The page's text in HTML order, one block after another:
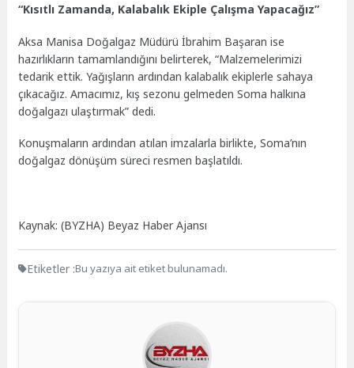
“Kısıtlı Zamanda, Kalabalık Ekiple Çalışma Yapacağız”
Aksa Manisa Doğalgaz Müdürü İbrahim Başaran ise
hazırlıkların tamamlandığını belirterek, “Malzemelerimizi
tedarik ettik. Yağışların ardından kalabalık ekiplerle sahaya
çıkacağız. Amacımız, kış sezonu gelmeden Soma halkına
doğalgazı ulaştırmak” dedi.
Konuşmaların ardından atılan imzalarla birlikte, Soma’nın
doğalgaz dönüşüm süreci resmen başlatıldı.
Kaynak: (BYZHA) Beyaz Haber Ajansı
Etiketler :Bu yazıya ait etiket bulunamadı.